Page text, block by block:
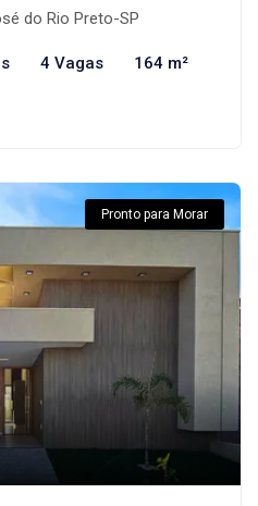
do Rio Preto-SP
4 Vagas 164 m²
Pronto para Morar